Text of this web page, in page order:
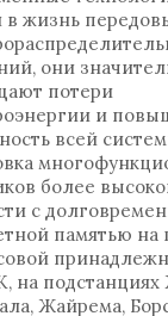
жизнь
они
потери
и
всей
более
с
памятью на
на
Жайрема,